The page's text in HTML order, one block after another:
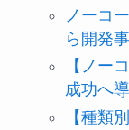
ノーコ
ら開発
【ノー
成功へ
【種類